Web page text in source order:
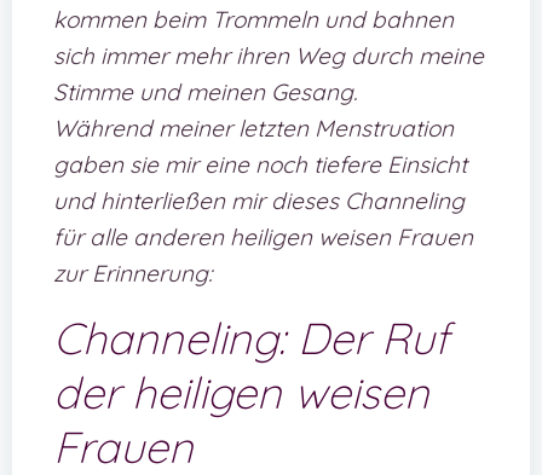
kommen beim Trommeln und bahnen
sich immer mehr ihren Weg durch meine
Stimme und meinen Gesang.
Während meiner letzten Menstruation
gaben sie mir eine noch tiefere Einsicht
und hinterließen mir dieses Channeling
für alle anderen heiligen weisen Frauen
zur Erinnerung:
Channeling: Der Ruf
der heiligen weisen
Frauen